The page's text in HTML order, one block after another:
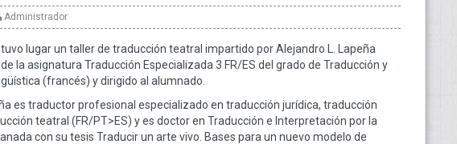
Administrador
tuvo lugar un taller de traducción teatral impartido por Alejandro L. Lapeña
la asignatura Traducción Especializada 3 FR/ES del grado de Traducción y
(francés) y dirigido al alumnado.
es traductor profesional especializado en traducción jurídica, traducción
teatral (FR/PT>ES) y es doctor en Traducción e Interpretación por la
con su tesis Traducir un arte vivo. Bases para un nuevo modelo de